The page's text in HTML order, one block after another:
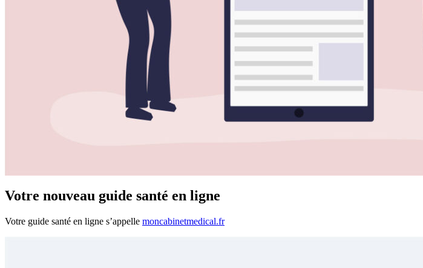
Votre nouveau guide santé en ligne
Votre guide santé en ligne s’appelle moncabinetmedical.fr